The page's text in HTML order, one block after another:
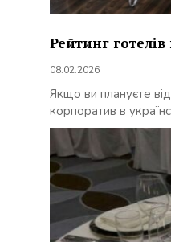
Рейтинг
08.02.2026
Якщо ви плануєте
корпоратив в